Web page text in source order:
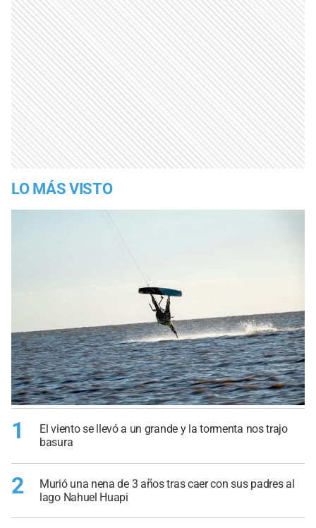
LO MÁS VISTO
1
El viento se llevó a un grande y la tormenta nos trajo
basura
2
Murió una nena de 3 años tras caer con sus padres al
lago Nahuel Huapi